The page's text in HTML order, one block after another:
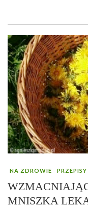
NA ZDROWIE PRZEPISY
MNISZKA